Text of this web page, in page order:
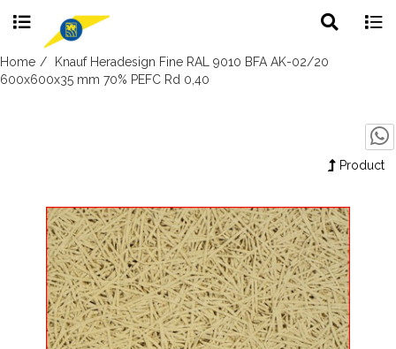
Skip
to
search
Home
Knauf Heradesign Fine RAL 9010 BFA AK-02/20
600x600x35 mm 70% PEFC Rd 0,40
Product